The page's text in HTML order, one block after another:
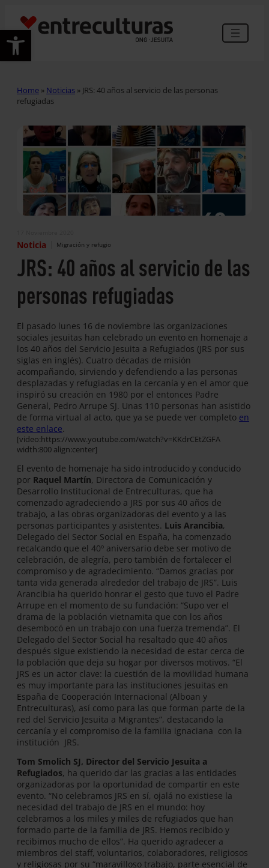
Abrir barra de herramientas
Home » Noticias » JRS: 40 años al servicio de las personas
refugiadas
Noticia Migración y refugio
JRS: 40 años al servicio de las
personas refugiadas
El pasado lunes 16 de noviembre las organizaciones
sociales jesuitas han celebrado un evento en homenaje a
los 40 años del Servicio Jesuita a Refugiados (JRS por sus
siglas en inglés). Cuatro décadas de misión
acompañando, sirviendo y defendiendo a las personas
desplazadas y refugiadas en la cercanía y en el amor que
inspiró su creación en 1980 por el entonces Padre
General, Pedro Arrupe SJ. Unas 110 personas han asistido
de forma virtual al acto, que ya se puede ver completo en
este enlace.
[video:https://www.youtube.com/watch?v=KKdrCEtZGFA
width:800 align:center]
El evento de homenaje ha sido introducido y conducido
por Raquel Martín, Directora de Comunicación y
Desarrollo Institucional de Entreculturas, que ha
comenzado agradeciendo a JRS por sus 40 años de
trabajo, a las obras organizadoras del evento y a las
personas participantes y asistentes. Luis Arancibia,
Delegado del Sector Social en España, ha comenzado
recalcando que el 40º aniversario debe ser motivo de
celebración, de alegría, pero también de fortalecer el
compromiso y de agradecimiento. “Damos gracias por
tanta vida generada alrededor del trabajo de JRS”. Luis
Arancibia ha querido honrar el gesto que tuvo el Padre
Arrupe en el momento de su fundación: “Supo ver el
drama de la población vietnamita que con los años
desembocó en un trabajo con una fuerza tremenda”. El
Delegado del Sector Social ha resaltado que 40 años
después sigue existiendo la necesidad de estar cerca de
la población que deja su hogar por diversos motivos. “El
JRS es un actor clave: la cuestión de la movilidad humana
es muy importante para las instituciones jesuitas en
España de Cooperación Internacional (Alboan y
Entreculturas), así como para las que forman parte de la
red del Servicio Jesuita a Migrantes”, destacando la
cercanía y el compromiso de la familia ignaciana con la
institución JRS.
Tom Smolich SJ, Director del Servicio Jesuita a
Refugiados, ha querido dar las gracias a las entidades
organizadoras por la oportunidad de compartir en este
evento. “No celebramos JRS en sí, ojalá no existiese la
necesidad del trabajo de JRS en el mundo: hoy
celebramos a los miles y miles de refugiados que han
formado parte de la familia de JRS. Hemos recibido y
recibimos mucho de ellos”. Ha querido agradecer a
miembros del staff, voluntarios, colaboradores, religiosos
y religiosas por su “maravilloso trabajo, parte esencial de